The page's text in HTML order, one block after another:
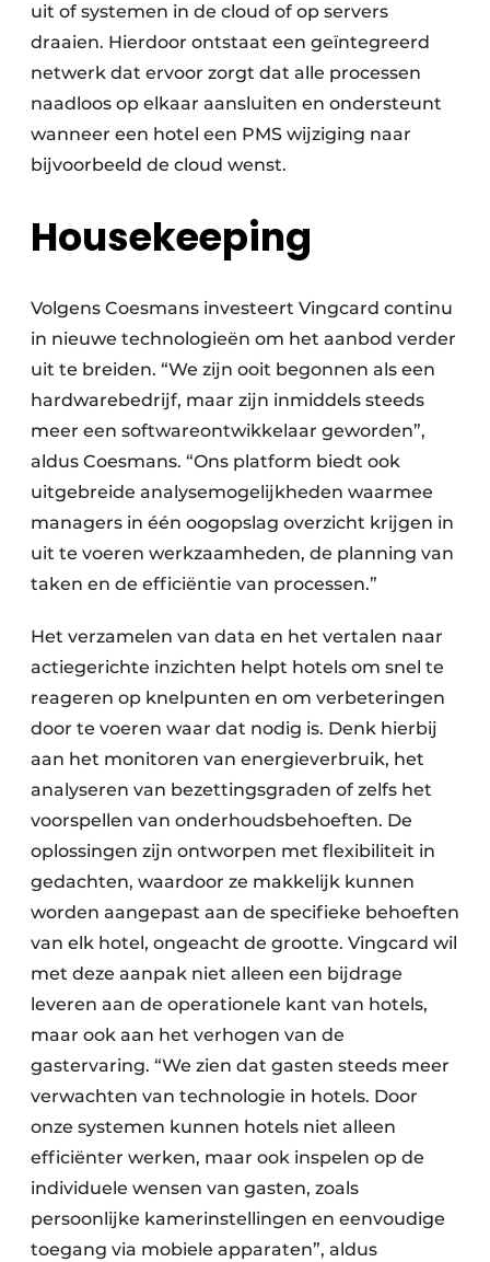
uit of systemen in de cloud of op servers
draaien. Hierdoor ontstaat een geïntegreerd
netwerk dat ervoor zorgt dat alle processen
naadloos op elkaar aansluiten en ondersteunt
wanneer een hotel een PMS wijziging naar
bijvoorbeeld de cloud wenst.
Housekeeping
Volgens Coesmans investeert Vingcard continu
in nieuwe technologieën om het aanbod verder
uit te breiden. “We zijn ooit begonnen als een
hardwarebedrijf, maar zijn inmiddels steeds
meer een softwareontwikkelaar geworden”,
aldus Coesmans. “Ons platform biedt ook
uitgebreide analysemogelijkheden waarmee
managers in één oogopslag overzicht krijgen in
uit te voeren werkzaamheden, de planning van
taken en de efficiëntie van processen.”
Het verzamelen van data en het vertalen naar
actiegerichte inzichten helpt hotels om snel te
reageren op knelpunten en om verbeteringen
door te voeren waar dat nodig is. Denk hierbij
aan het monitoren van energieverbruik, het
analyseren van bezettingsgraden of zelfs het
voorspellen van onderhoudsbehoeften. De
oplossingen zijn ontworpen met flexibiliteit in
gedachten, waardoor ze makkelijk kunnen
worden aangepast aan de specifieke behoeften
van elk hotel, ongeacht de grootte. Vingcard wil
met deze aanpak niet alleen een bijdrage
leveren aan de operationele kant van hotels,
maar ook aan het verhogen van de
gastervaring. “We zien dat gasten steeds meer
verwachten van technologie in hotels. Door
onze systemen kunnen hotels niet alleen
efficiënter werken, maar ook inspelen op de
individuele wensen van gasten, zoals
persoonlijke kamerinstellingen en eenvoudige
toegang via mobiele apparaten”, aldus